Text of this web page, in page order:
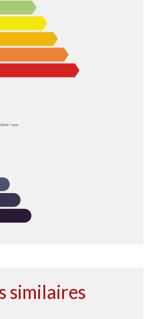
similaires